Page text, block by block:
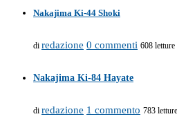
Nakajima Ki-44 Shoki
di redazione 0 commenti 608 letture
Nakajima Ki-84 Hayate
di redazione 1 commento 783